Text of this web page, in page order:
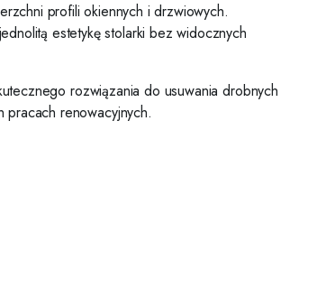
profili okiennych i drzwiowych.
estetykę stolarki bez widocznych
rozwiązania do usuwania drobnych
pracach renowacyjnych.